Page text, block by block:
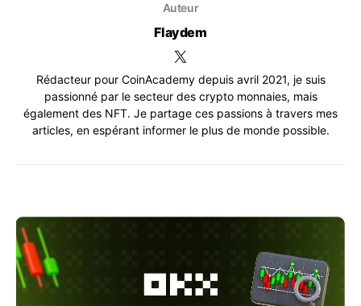
Auteur
Flaydem
Rédacteur pour CoinAcademy depuis avril 2021, je suis
passionné par le secteur des crypto monnaies, mais
également des NFT. Je partage ces passions à travers mes
articles, en espérant informer le plus de monde possible.